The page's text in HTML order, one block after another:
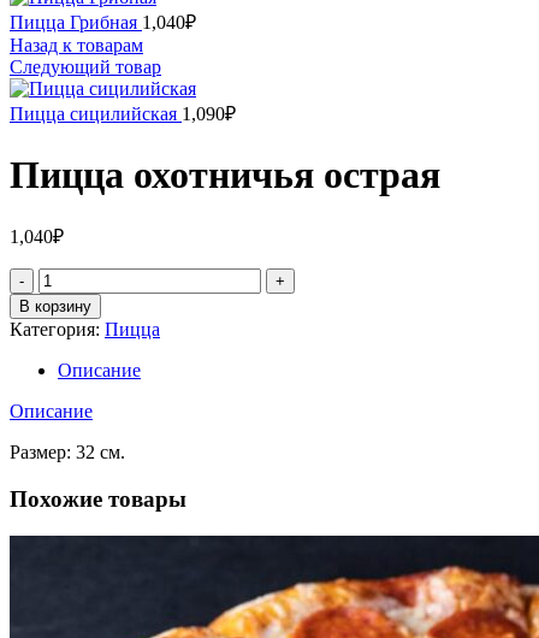
Пицца Грибная 1,040₽
Назад к товарам
Следующий товар
Пицца сицилийская 1,090₽
Пицца охотничья острая
1,040₽
Количество
В корзину
Категория: Пицца
Описание
Описание
Размер: 32 см.
Похожие товары